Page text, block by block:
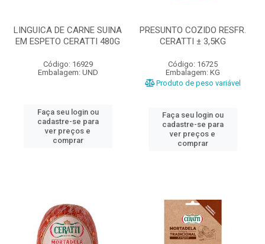
LINGUICA DE CARNE SUINA
EM ESPETO CERATTI 480G
Código: 16929
Embalagem: UND
Faça seu login ou
cadastre-se para
ver preços e
comprar
PRESUNTO COZIDO RESFR.
CERATTI ± 3,5KG
Código: 16725
Embalagem: KG
Produto de peso variável
Faça seu login ou
cadastre-se para
ver preços e
comprar